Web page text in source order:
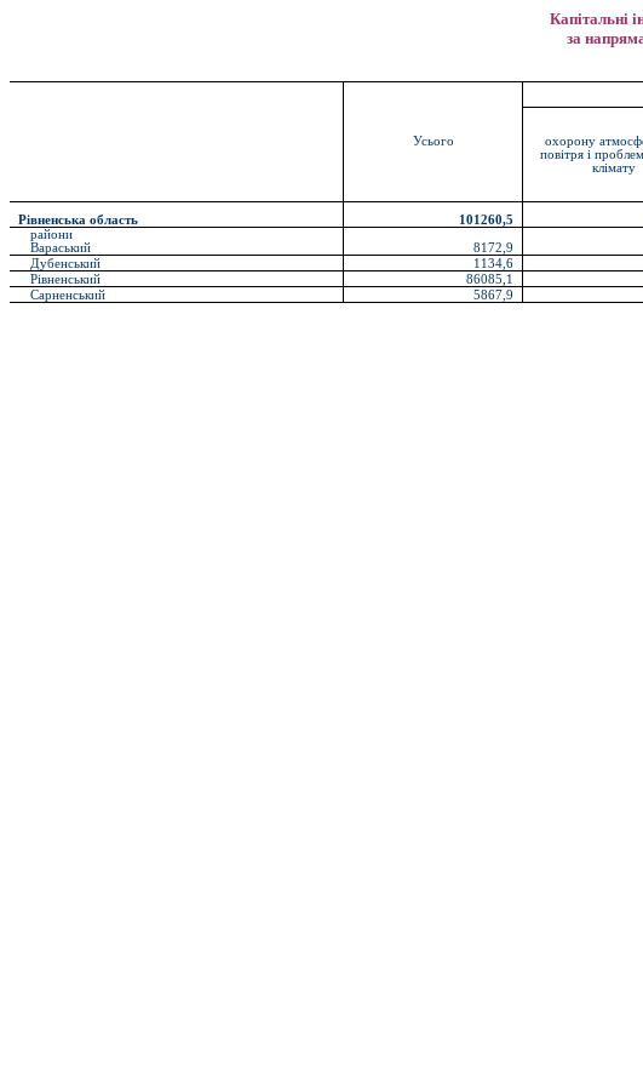
Капітальні
за
Усього
охорону
повітря і
клімату
Рівненська область
101260,5
райони
Вараський
8172,9
Дубенський
1134,6
Рівненський
86085,1
Сарненський
5867,9